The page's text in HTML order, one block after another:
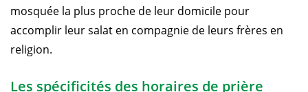
mosquée la plus proche de leur domicile pour
accomplir leur salat en compagnie de leurs frères en
religion.
Les spécificités des horaires de prière